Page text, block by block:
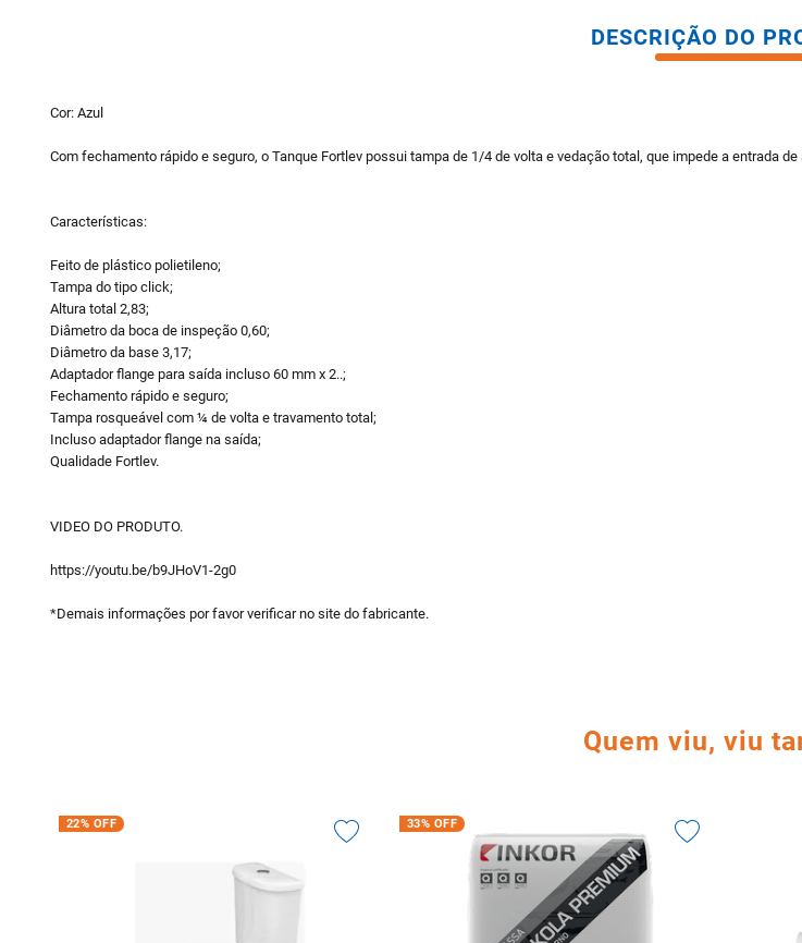
DESCRIÇÃO DO
Cor: Azul
Com fechamento rápido e seguro, o Tanque Fortlev possui tampa de 1/4 de volta e vedação total, que impede a entrada
Características:
Feito de plástico polietileno;
Tampa do tipo click;
Altura total 2,83;
Diâmetro da boca de inspeção 0,60;
Diâmetro da base 3,17;
Adaptador flange para saída incluso 60 mm x 2..;
Fechamento rápido e seguro;
Tampa rosqueável com ¼ de volta e travamento total;
Incluso adaptador flange na saída;
Qualidade Fortlev.
VIDEO DO PRODUTO.
https://youtu.be/b9JHoV1-2g0
*Demais informações por favor verificar no site do fabricante.
Quem viu, viu
22% OFF 33% OFF